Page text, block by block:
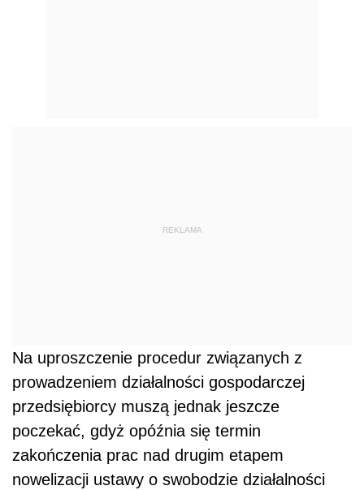
REKLAMA
Na uproszczenie procedur związanych z
prowadzeniem działalności gospodarczej
przedsiębiorcy muszą jednak jeszcze
poczekać, gdyż opóźnia się termin
zakończenia prac nad drugim etapem
nowelizacji ustawy o swobodzie działalności